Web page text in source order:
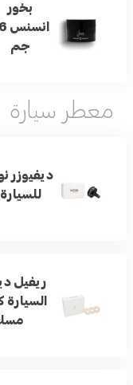
بخور
جم
معطر سيارة
ديفيوزر
للسيارة
ريفيل